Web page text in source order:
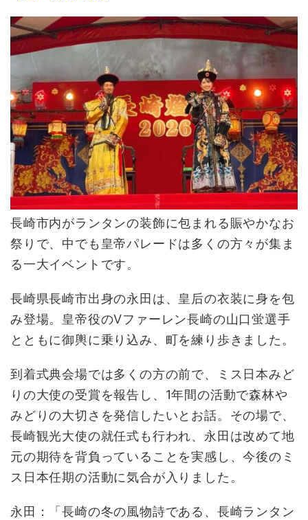
長崎市内がランタンの装飾に包まれる賑やかなお
祭りで、中でも皇帝パレードは多くの方々が集ま
る一大イベントです。
長崎県長崎市出身の永田は、皇后の衣装に身を包
み登場。皇帝役のVファーレン長崎の山口蛍選手
とともに御輿に乗り込み、町を練り歩きました。
到着式典会場では多くの方の前で、ミス日本みど
りの大使の受賞を報告し、1年間の活動で森林や
みどりの大切さを発信したいとお話。その場で、
長崎観光大使の就任式も行われ、永田は改めて地
元の期待を背負っていることを実感し、今後のミ
ス日本任期の活動に気合が入りました。
永田：「長崎の冬の風物詩である、長崎ランタン